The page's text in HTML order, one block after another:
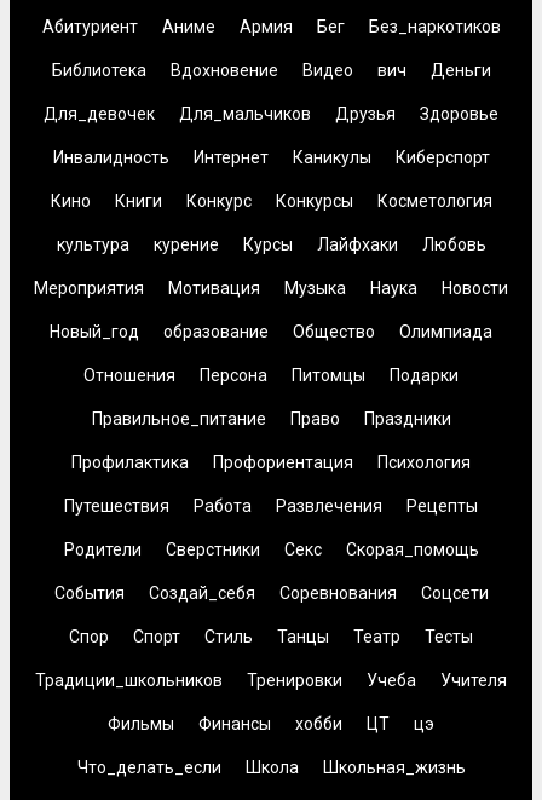
Абитуриент Аниме Армия Бег Без_наркотиков
Библиотека Вдохновение Видео вич Деньги
Для_девочек Для_мальчиков Друзья Здоровье
Инвалидность Интернет Каникулы Киберспорт
Кино Книги Конкурс Конкурсы Косметология
культура курение Курсы Лайфхаки Любовь
Мероприятия Мотивация Музыка Наука Новости
Новый_год образование Общество Олимпиада
Отношения Персона Питомцы Подарки
Правильное_питание Право Праздники
Профилактика Профориентация Психология
Путешествия Работа Развлечения Рецепты
Родители Сверстники Секс Скорая_помощь
События Создай_себя Соревнования Соцсети
Спор Спорт Стиль Танцы Театр Тесты
Традиции_школьников Тренировки Учеба Учителя
Фильмы Финансы хобби ЦТ цэ
Что_делать_если Школа Школьная_жизнь